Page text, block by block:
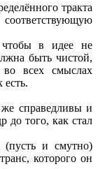
тракта
в идее не
быть чистой,
всех смыслах
справедливы и
до того, как стал
(пусть и смутно)
которого он